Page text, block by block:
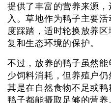
提供了丰富的营养来源
入。草地作为鸭子主要
度踩踏，适时轮换放养
复和生态环境的保护。
不过，放养的鸭子虽然
少饲料消耗，但养殖户
其是在自然食物不足或
鸭子都能摄取足够的营养